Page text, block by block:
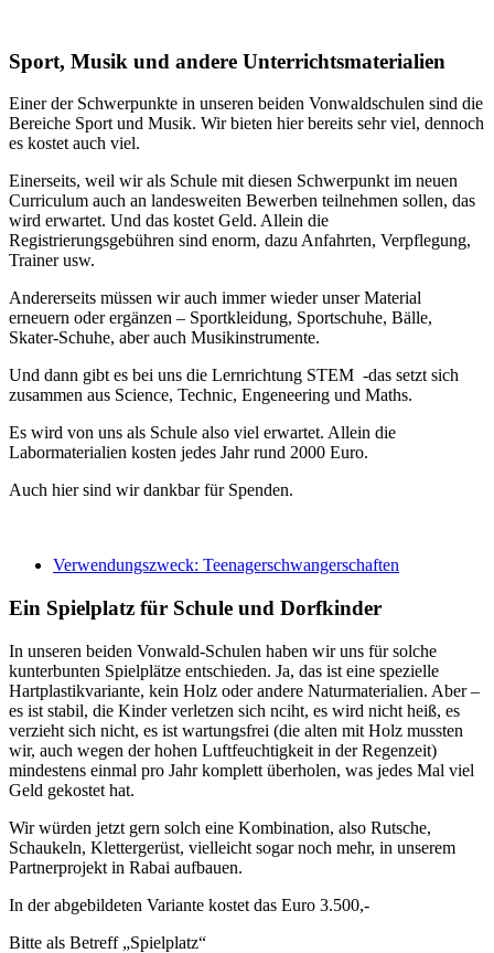
Sport, Musik und andere Unterrichtsmaterialien
Einer der Schwerpunkte in unseren beiden Vonwaldschulen sind die
Bereiche Sport und Musik. Wir bieten hier bereits sehr viel, dennoch
es kostet auch viel.
Einerseits, weil wir als Schule mit diesen Schwerpunkt im neuen
Curriculum auch an landesweiten Bewerben teilnehmen sollen, das
wird erwartet. Und das kostet Geld. Allein die
Registrierungsgebühren sind enorm, dazu Anfahrten, Verpflegung,
Trainer usw.
Andererseits müssen wir auch immer wieder unser Material
erneuern oder ergänzen – Sportkleidung, Sportschuhe, Bälle,
Skater-Schuhe, aber auch Musikinstrumente.
Und dann gibt es bei uns die Lernrichtung STEM -das setzt sich
zusammen aus Science, Technic, Engeneering und Maths.
Es wird von uns als Schule also viel erwartet. Allein die
Labormaterialien kosten jedes Jahr rund 2000 Euro.
Auch hier sind wir dankbar für Spenden.
Verwendungszweck: Teenager­schwangerschaften
Ein Spielplatz für Schule und Dorfkinder
In unseren beiden Vonwald-Schulen haben wir uns für solche
kunterbunten Spielplätze entschieden. Ja, das ist eine spezielle
Hartplastikvariante, kein Holz oder andere Naturmaterialien. Aber –
es ist stabil, die Kinder verletzen sich nciht, es wird nicht heiß, es
verzieht sich nicht, es ist wartungsfrei (die alten mit Holz mussten
wir, auch wegen der hohen Luftfeuchtigkeit in der Regenzeit)
mindestens einmal pro Jahr komplett überholen, was jedes Mal viel
Geld gekostet hat.
Wir würden jetzt gern solch eine Kombination, also Rutsche,
Schaukeln, Klettergerüst, vielleicht sogar noch mehr, in unserem
Partnerprojekt in Rabai aufbauen.
In der abgebildeten Variante kostet das Euro 3.500,-
Bitte als Betreff „Spielplatz“